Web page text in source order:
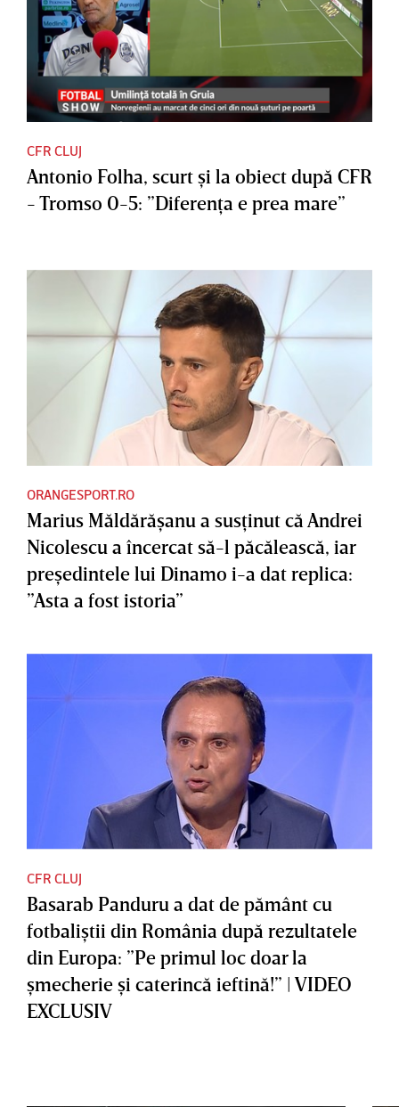
CFR CLUJ
Antonio Folha, scurt şi la obiect după CFR
- Tromso 0-5: ”Diferenţa e prea mare”
ORANGESPORT.RO
Marius Măldărăşanu a susţinut că Andrei
Nicolescu a încercat să-l păcălească, iar
preşedintele lui Dinamo i-a dat replica:
”Asta a fost istoria”
CFR CLUJ
Basarab Panduru a dat de pământ cu
fotbaliştii din România după rezultatele
din Europa: ”Pe primul loc doar la
şmecherie şi caterincă ieftină!” | VIDEO
EXCLUSIV